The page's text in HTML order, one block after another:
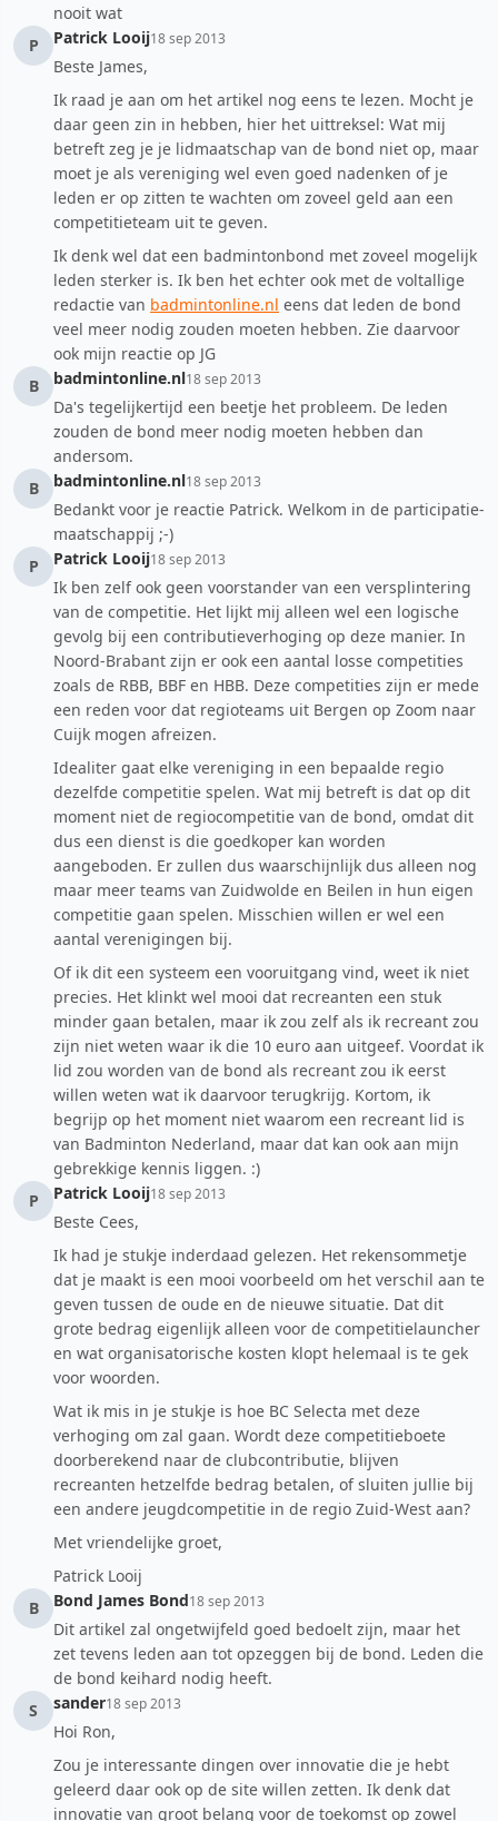
nooit wat
P
Patrick Looij18 sep 2013
Beste James,
Ik raad je aan om het artikel nog eens te lezen. Mocht je
daar geen zin in hebben, hier het uittreksel: Wat mij
betreft zeg je je lidmaatschap van de bond niet op, maar
moet je als vereniging wel even goed nadenken of je
leden er op zitten te wachten om zoveel geld aan een
competitieteam uit te geven.
Ik denk wel dat een badmintonbond met zoveel mogelijk
leden sterker is. Ik ben het echter ook met de voltallige
redactie van badmintonline.nl eens dat leden de bond
veel meer nodig zouden moeten hebben. Zie daarvoor
ook mijn reactie op JG
B
badmintonline.nl18 sep 2013
Da's tegelijkertijd een beetje het probleem. De leden
zouden de bond meer nodig moeten hebben dan
andersom.
B
badmintonline.nl18 sep 2013
Bedankt voor je reactie Patrick. Welkom in de participatie-
maatschappij ;-)
P
Patrick Looij18 sep 2013
Ik ben zelf ook geen voorstander van een versplintering
van de competitie. Het lijkt mij alleen wel een logische
gevolg bij een contributieverhoging op deze manier. In
Noord-Brabant zijn er ook een aantal losse competities
zoals de RBB, BBF en HBB. Deze competities zijn er mede
een reden voor dat regioteams uit Bergen op Zoom naar
Cuijk mogen afreizen.
Idealiter gaat elke vereniging in een bepaalde regio
dezelfde competitie spelen. Wat mij betreft is dat op dit
moment niet de regiocompetitie van de bond, omdat dit
dus een dienst is die goedkoper kan worden
aangeboden. Er zullen dus waarschijnlijk dus alleen nog
maar meer teams van Zuidwolde en Beilen in hun eigen
competitie gaan spelen. Misschien willen er wel een
aantal verenigingen bij.
Of ik dit een systeem een vooruitgang vind, weet ik niet
precies. Het klinkt wel mooi dat recreanten een stuk
minder gaan betalen, maar ik zou zelf als ik recreant zou
zijn niet weten waar ik die 10 euro aan uitgeef. Voordat ik
lid zou worden van de bond als recreant zou ik eerst
willen weten wat ik daarvoor terugkrijg. Kortom, ik
begrijp op het moment niet waarom een recreant lid is
van Badminton Nederland, maar dat kan ook aan mijn
gebrekkige kennis liggen. :)
P
Patrick Looij18 sep 2013
Beste Cees,
Ik had je stukje inderdaad gelezen. Het rekensommetje
dat je maakt is een mooi voorbeeld om het verschil aan te
geven tussen de oude en de nieuwe situatie. Dat dit
grote bedrag eigenlijk alleen voor de competitielauncher
en wat organisatorische kosten klopt helemaal is te gek
voor woorden.
Wat ik mis in je stukje is hoe BC Selecta met deze
verhoging om zal gaan. Wordt deze competitieboete
doorberekend naar de clubcontributie, blijven
recreanten hetzelfde bedrag betalen, of sluiten jullie bij
een andere jeugdcompetitie in de regio Zuid-West aan?
Met vriendelijke groet,
Patrick Looij
B
Bond James Bond18 sep 2013
Dit artikel zal ongetwijfeld goed bedoelt zijn, maar het
zet tevens leden aan tot opzeggen bij de bond. Leden die
de bond keihard nodig heeft.
S
sander18 sep 2013
Hoi Ron,
Zou je interessante dingen over innovatie die je hebt
geleerd daar ook op de site willen zetten. Ik denk dat
innovatie van groot belang voor de toekomst op zowel